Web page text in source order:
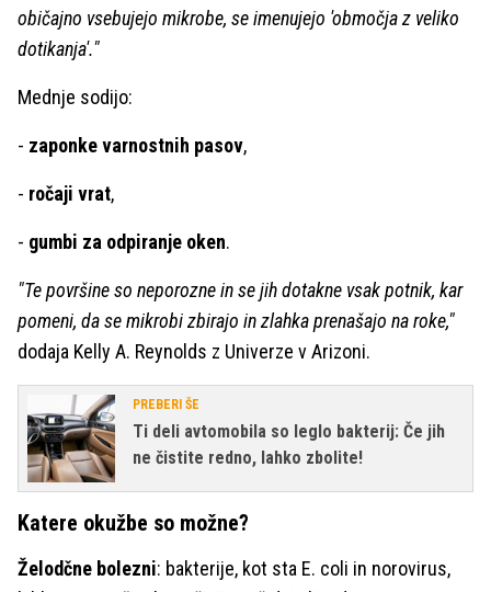
običajno vsebujejo mikrobe, se imenujejo 'območja z veliko
dotikanja'."
Mednje sodijo:
- zaponke varnostnih pasov,
- ročaji vrat,
- gumbi za odpiranje oken.
"Te površine so neporozne in se jih dotakne vsak potnik, kar
pomeni, da se mikrobi zbirajo in zlahka prenašajo na roke,"
dodaja Kelly A. Reynolds z Univerze v Arizoni.
PREBERI ŠE
Ti deli avtomobila so leglo bakterij: Če jih
ne čistite redno, lahko zbolite!
Katere okužbe so možne?
Želodčne bolezni: bakterije, kot sta E. coli in norovirus,